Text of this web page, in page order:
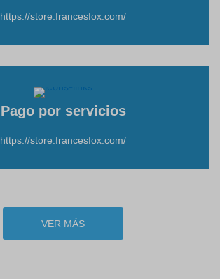
https://store.francesfox.com/
Pago por servicios
https://store.francesfox.com/
VER MÁS